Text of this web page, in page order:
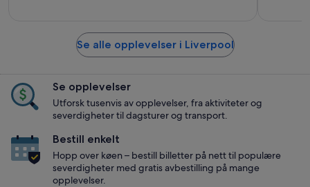
Se alle opplevelser i Liverpool
Se opplevelser
Utforsk tusenvis av opplevelser, fra aktiviteter og
severdigheter til dagsturer og transport.
Bestill enkelt
Hopp over køen – bestill billetter på nett til populære
severdigheter med gratis avbestilling på mange
opplevelser.